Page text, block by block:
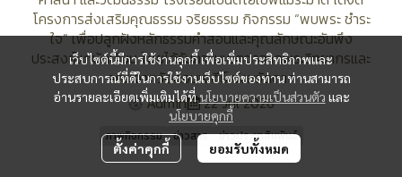
โครงการส่งเสริมคุณธรรม จริยธรรม กิจกรรม “พบพระ ชำระ
ใจ” เพื่อปลูกฝังหลักธรรมคำสอนและคุณลักษณะอันพึง
ประสงค์แก่นักเรียน โดยได้รับความเมตตาจากพระวิทยากรและ
คณะจากวัดดอนเจดีย์ จังหวัดตาก
Admin
22 Jul 2026
ภาพกิจกรรม ข่าวสาร ข่าวประชาสัมพันธ์
เว็บไซต์นี้มีการใช้งานคุกกี้ เพื่อเพิ่มประสิทธิภาพและ
ประสบการณ์ที่ดีในการใช้งานเว็บไซต์ของท่าน ท่านสามารถ
อ่านรายละเอียดเพิ่มเติมได้ที่นโยบายความเป็นส่วนตัว และ
นโยบายคุกกี้
ตั้งค่าคุกกี้ ยอมรับทั้งหมด